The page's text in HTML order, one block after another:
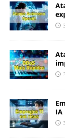
IA